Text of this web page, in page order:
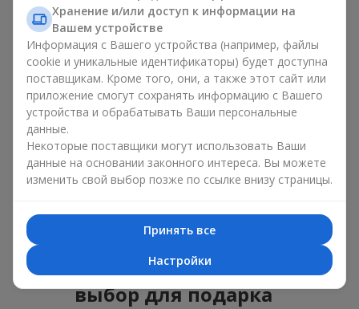
Длякорпоративного мероприятияподойдёт
премиальный подарок: здесь коробка с цветами и
сладостями дополняется изысканными каллами,
герберамиилиорхидеямии элитными сладостями;
Нежные букеты изэустомы, тюльпановили
альстромериихорошо сочетаются с конфетами
Merci, поддерживая нежную подачу и лёгкое
настроение — как
ребёнка или ко Дню всех влюблённых.
Мы поможем вам подобрать лучшее сочетание цветочного
микса и сладостей под ваш повод и оформим подарок —
Коробка с цветами и
сладостями — ваш лучший
выбор для подарка
Хранение и/или доступ к информации на
Вашем устройстве
Информация с Вашего устройства (например, файлы
cookie и уникальные идентификаторы) будет доступна
поставщикам. Кроме того, они, а также этот сайт или
приложение смогут сохранять информацию с Вашего
устройства и обрабатывать Ваши персональные
данные.
Некоторые поставщики могут использовать Ваши
данные на основании законного интереса. Вы можете
изменить свой выбор позже по ссылке внизу страницы.
Принять все
Настройки